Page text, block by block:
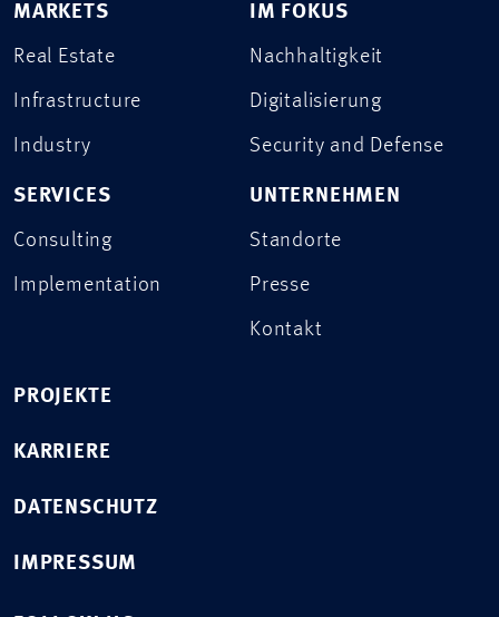
MARKETS
Real Estate
Infrastructure
Industry
SERVICES
Consulting
Implementation
IM FOKUS
Nachhaltigkeit
Digitalisierung
Security and Defense
UNTERNEHMEN
Standorte
Presse
Kontakt
PROJEKTE
KARRIERE
DATENSCHUTZ
IMPRESSUM